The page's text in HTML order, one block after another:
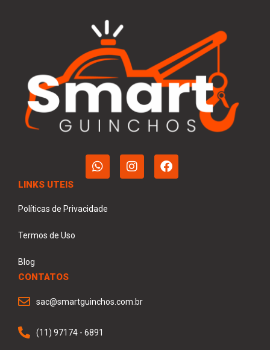
LINKS UTEIS
Políticas de Privacidade
Termos de Uso
Blog
CONTATOS
sac@smartguinchos.com.br
(11) 97174 - 6891